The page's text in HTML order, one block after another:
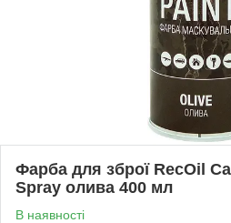
Фарба для зброї RecOil
Spray олива 400 мл
В наявності